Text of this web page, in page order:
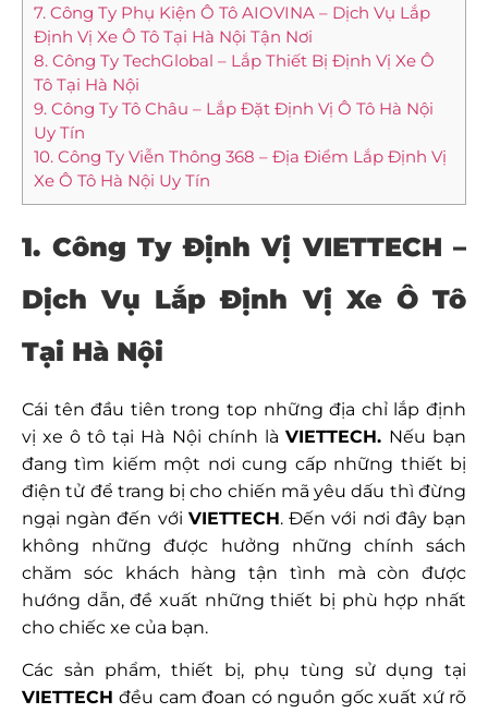
7. Công Ty Phụ Kiện Ô Tô AIOVINA – Dịch Vụ Lắp
Định Vị Xe Ô Tô Tại Hà Nội Tận Nơi
8. Công Ty TechGlobal – Lắp Thiết Bị Định Vị Xe Ô
Tô Tại Hà Nội
9. Công Ty Tô Châu – Lắp Đặt Định Vị Ô Tô Hà Nội
Uy Tín
10. Công Ty Viễn Thông 368 – Địa Điểm Lắp Định Vị
Xe Ô Tô Hà Nội Uy Tín
1. Công Ty Định Vị VIETTECH –
Dịch Vụ Lắp Định Vị Xe Ô Tô
Tại Hà Nội
Cái tên đầu tiên trong top những địa chỉ lắp định
vị xe ô tô tại Hà Nội chính là VIETTECH. Nếu bạn
đang tìm kiếm một nơi cung cấp những thiết bị
điện tử để trang bị cho chiến mã yêu dấu thì đừng
ngại ngàn đến với VIETTECH. Đến với nơi đây bạn
không những được hưởng những chính sách
chăm sóc khách hàng tận tình mà còn được
hướng dẫn, đề xuất những thiết bị phù hợp nhất
cho chiếc xe của bạn.
Các sản phẩm, thiết bị, phụ tùng sử dụng tại
VIETTECHđều cam đoan có nguồn gốc xuất xứ rõ